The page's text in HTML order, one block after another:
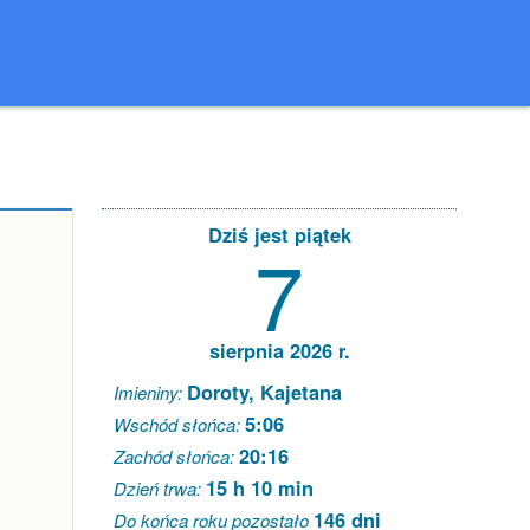
Dziś jest piątek
7
sierpnia 2026 r.
Imieniny: Doroty, Kajetana
Wschód słońca:5:06
Zachód słońca:20:16
Dzień trwa: 15 h 10 min
Do końca roku pozostało 146 dni